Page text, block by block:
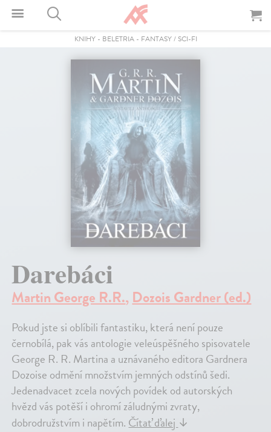
KNIHY- BELETRIA- FANTASY / SCI-FI
Darebáci
Martin George R.R.,Dozois Gardner (ed.)
Pokud jste si oblíbili fantastiku, která není pouze
černobílá, pak vás antologie veleúspěšného spisovatele
George R. R. Martina a uznávaného editora Gardnera
Dozoise odmění množstvím jemných odstínů šedi.
Jedenadvacet zcela nových povídek od autorských
hvězd vás potěší i ohromí záludnými zvraty,
dobrodružstvím i napětím.Čítať ďalej↓